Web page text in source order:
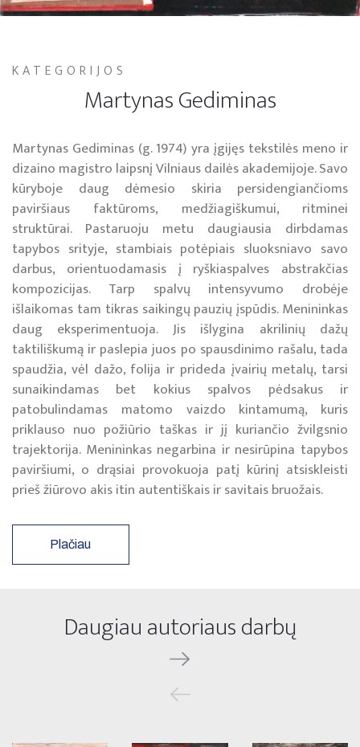
KATEGORIJOS
Martynas Gediminas
Martynas Gediminas (g. 1974) yra įgijęs tekstilės meno ir
dizaino magistro laipsnį Vilniaus dailės akademijoje. Savo
kūryboje daug dėmesio skiria persidengiančioms
paviršiaus faktūroms, medžiagiškumui, ritminei
struktūrai. Pastaruoju metu daugiausia dirbdamas
tapybos srityje, stambiais potėpiais sluoksniavo savo
darbus, orientuodamasis į ryškiaspalves abstrakčias
kompozicijas. Tarp spalvų intensyvumo drobėje
išlaikomas tam tikras saikingų pauzių įspūdis. Menininkas
daug eksperimentuoja. Jis išlygina akrilinių dažų
taktiliškumą ir paslepia juos po spausdinimo rašalu, tada
spaudžia, vėl dažo, folija ir prideda įvairių metalų, tarsi
sunaikindamas bet kokius spalvos pėdsakus ir
patobulindamas matomo vaizdo kintamumą, kuris
priklauso nuo požiūrio taškas ir jį kuriančio žvilgsnio
trajektorija. Menininkas negarbina ir nesirūpina tapybos
paviršiumi, o drąsiai provokuoja patį kūrinį atsiskleisti
prieš žiūrovo akis itin autentiškais ir savitais bruožais.
Plačiau
Daugiau autoriaus darbų